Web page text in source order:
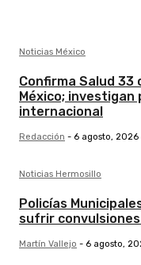
Noticias México
Confirma Salud 33
México;
internacional
Redacción - 6 agosto, 2026
Noticias Hermosillo
Policías
sufrir
Martín Vallejo - 6 agosto,